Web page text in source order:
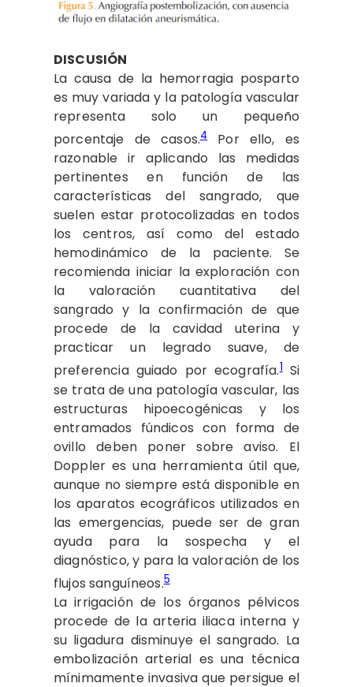
DISCUSIÓN
La causa de la hemorragia posparto
es muy variada y la patología vascular
representa solo un pequeño
porcentaje de casos.4Por ello, es
razonable ir aplicando las medidas
pertinentes en función de las
características del sangrado, que
suelen estar protocolizadas en todos
los centros, así como del estado
hemodinámico de la paciente. Se
recomienda iniciar la exploración con
la valoración cuantitativa del
sangrado y la confirmación de que
procede de la cavidad uterina y
practicar un legrado suave, de
preferencia guiado por ecografía.1Si
se trata de una patología vascular, las
estructuras hipoecogénicas y los
entramados fúndicos con forma de
ovillo deben poner sobre aviso. El
Doppler es una herramienta útil que,
aunque no siempre está disponible en
los aparatos ecográficos utilizados en
las emergencias, puede ser de gran
ayuda para la sospecha y el
diagnóstico, y para la valoración de los
flujos sanguíneos.5
La irrigación de los órganos pélvicos
procede de la arteria iliaca interna y
su ligadura disminuye el sangrado. La
embolización arterial es una técnica
mínimamente invasiva que persigue el